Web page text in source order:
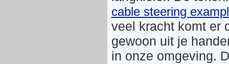
cable steering
veel kracht komt er
gewoon uit je
in onze omgeving.